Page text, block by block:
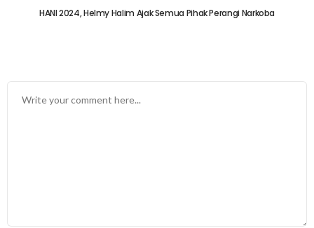
HANI 2024, Helmy Halim Ajak Semua Pihak Perangi Narkoba